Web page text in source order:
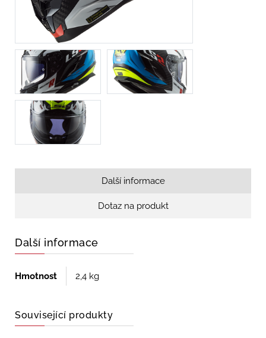
Další informace
Dotaz na produkt
Další informace
Hmotnost 2,4 kg
Související produkty